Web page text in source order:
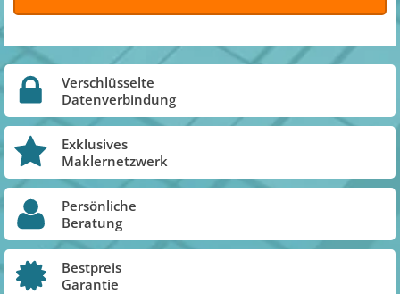
Verschlüsselte
Datenverbindung
Exklusives
Maklernetzwerk
Persönliche
Beratung
Bestpreis
Garantie